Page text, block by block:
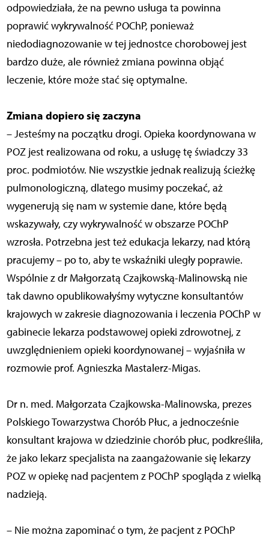
odpowiedziała, że na pewno usługa ta powinna
poprawić wykrywalność POChP, ponieważ
niedodiagnozowanie w tej jednostce chorobowej jest
bardzo duże, ale również zmiana powinna objąć
leczenie, które może stać się optymalne.
Zmiana dopiero się zaczyna
– Jesteśmy na początku drogi. Opieka koordynowana w
POZ jest realizowana od roku, a usługę tę świadczy 33
proc. podmiotów. Nie wszystkie jednak realizują ścieżkę
pulmonologiczną, dlatego musimy poczekać, aż
wygenerują się nam w systemie dane, które będą
wskazywały, czy wykrywalność w obszarze POChP
wzrosła. Potrzebna jest też edukacja lekarzy, nad którą
pracujemy – po to, aby te wskaźniki uległy poprawie.
Wspólnie z dr Małgorzatą Czajkowską-Malinowską nie
tak dawno opublikowałyśmy wytyczne konsultantów
krajowych w zakresie diagnozowania i leczenia POChP w
gabinecie lekarza podstawowej opieki zdrowotnej, z
uwzględnieniem opieki koordynowanej – wyjaśniła w
rozmowie prof. Agnieszka Mastalerz-Migas.
Dr n. med. Małgorzata Czajkowska-Malinowska, prezes
Polskiego Towarzystwa Chorób Płuc, a jednocześnie
konsultant krajowa w dziedzinie chorób płuc, podkreśliła,
że jako lekarz specjalista na zaangażowanie się lekarzy
POZ w opiekę nad pacjentem z POChP spogląda z wielką
nadzieją.
– Nie można zapominać o tym, że pacjent z POChP